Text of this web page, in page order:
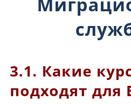
3.1. Какие
подходят